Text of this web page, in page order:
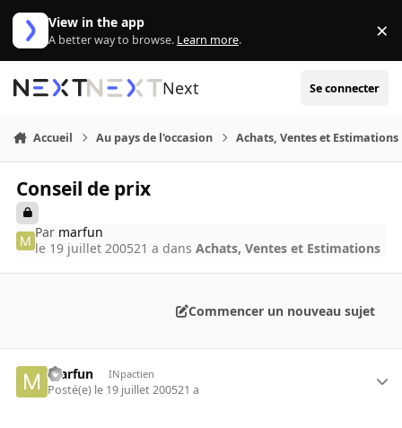
Aller au contenu
View in the app
A better way to browse. Learn more. ×
Next Se connecter
Accueil Au pays de l'occasion Achats, Ventes et Estimations
Conseil de prix
Par marfun
le 19 juillet 200521 a dansAchats, Ventes et Estimations
Commencer un nouveau sujet
marfun INpactien
Posté(e) le 19 juillet 200521 a